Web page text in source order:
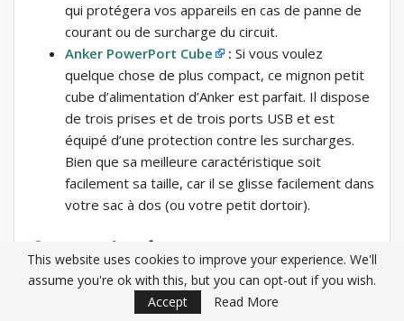
qui protégera vos appareils en cas de panne de
courant ou de surcharge du circuit.
Anker PowerPort Cube
: Si vous voulez
quelque chose de plus compact, ce mignon petit
cube d’alimentation d’Anker est parfait. Il dispose
de trois prises et de trois ports USB et est
équipé d’une protection contre les surcharges.
Bien que sa meilleure caractéristique soit
facilement sa taille, car il se glisse facilement dans
votre sac à dos (ou votre petit dortoir).
Comprimés
This website uses cookies to improve your experience. We'll
assume you're ok with this, but you can opt-out if you wish.
Accept
Read More